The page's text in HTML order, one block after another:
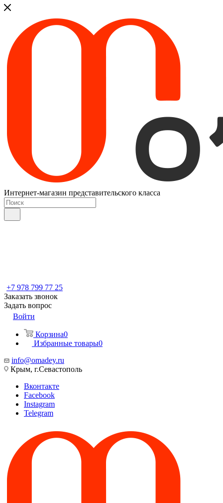
Интернет-магазин представительского класса
+7 978 799 77 25
Заказать звонок
Задать вопрос
Войти
Корзина0
Избранные товары0
info@omadey.ru
Крым, г.Севастополь
Вконтакте
Facebook
Instagram
Telegram